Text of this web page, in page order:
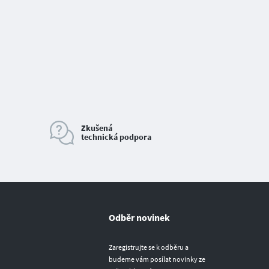
Zkušená
technická podpora
Odběr novinek
Zaregistrujte se k odběru a
budeme vám posílat novinky ze